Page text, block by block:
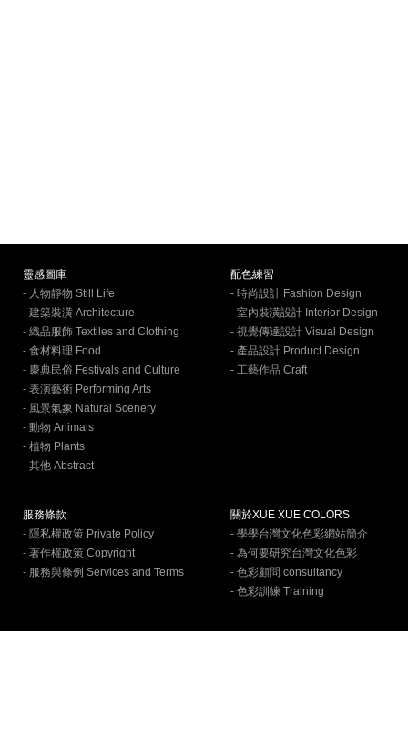
靈感圖庫
- 人物靜物 Still Life
- 建築裝潢 Architecture
- 織品服飾 Textiles and Clothing
- 食材料理 Food
- 慶典民俗 Festivals and Culture
- 表演藝術 Performing Arts
- 風景氣象 Natural Scenery
- 動物 Animals
- 植物 Plants
- 其他 Abstract
配色練習
- 時尚設計 Fashion Design
- 室內裝潢設計 Interior Design
- 視覺傳達設計 Visual Design
- 產品設計 Product Design
- 工藝作品 Craft
服務條款
- 隱私權政策 Private Policy
- 著作權政策 Copyright
- 服務與條例 Services and Terms
關於XUE XUE COLORS
- 學學台灣文化色彩網站簡介
- 為何要研究台灣文化色彩
- 色彩顧問 consultancy
- 色彩訓練 Training